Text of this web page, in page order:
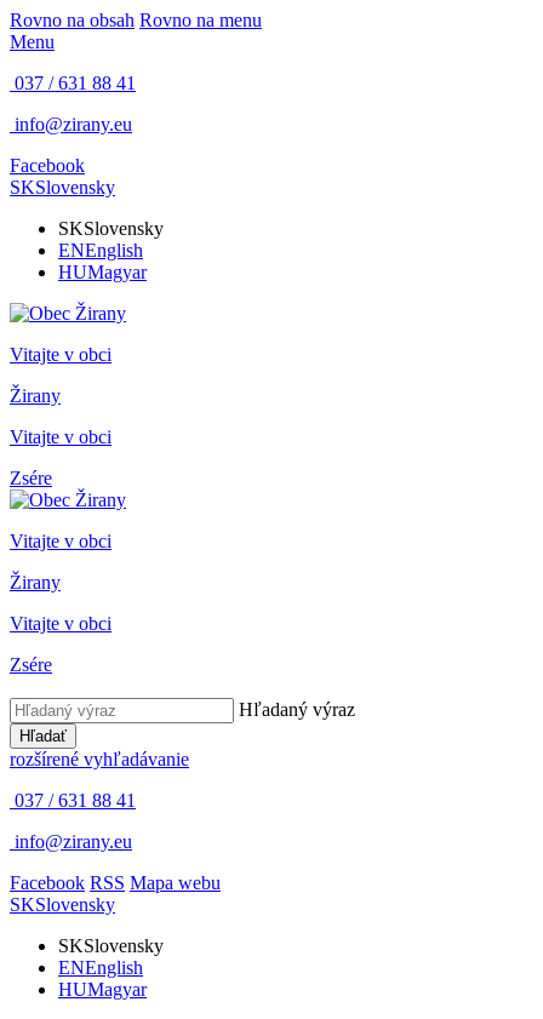
Rovno na obsah Rovno na menu
Menu
037 / 631 88 41
info@zirany.eu
Facebook
SKSlovensky
SKSlovensky
ENEnglish
HUMagyar
Vitajte v obci
Žirany
Vitajte v obci
Zsére
Vitajte v obci
Žirany
Vitajte v obci
Zsére
Hľadaný výraz
Hľadať
rozšírené vyhľadávanie
037 / 631 88 41
info@zirany.eu
Facebook RSS Mapa webu
SKSlovensky
SKSlovensky
ENEnglish
HUMagyar